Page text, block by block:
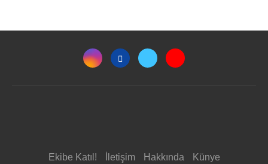
Ekibe Katıl! İletişim Hakkında Künye